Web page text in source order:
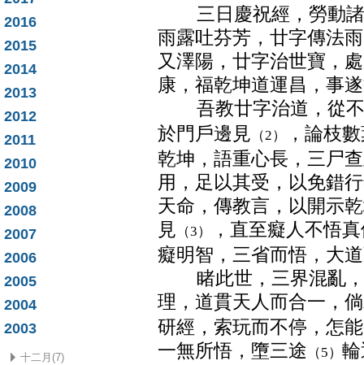
2016
2015
2014
2013
2012
2011
2010
2009
2008
2007
2006
2005
2004
2003
十二月(7)
三日慶祝經，勞動諸
雨露吐芬芳，廿字傳法
又澤陽，廿字治世寶，
康，福乾坤道運昌，事
吾教廿字治道，從不
於門戶邊見 （2）
，論枝
乾坤，語重心長，三尸
用，足以其受，以免錯
天命，傳教言，以開示
見 （3）
，直至癡人不悟
癡明智，三省而悟，大
睹此世，三界混亂，
理，道貫天人而合一，
研經，索玩而不停，怎
一無所悟，墮三途 （5）